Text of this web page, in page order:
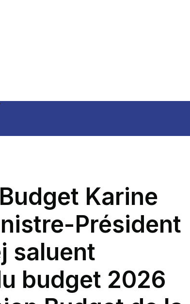
Karine
Président
saluent
budget 2026